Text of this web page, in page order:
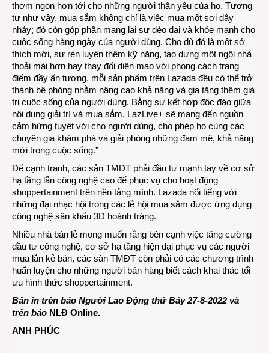
thơm ngon hơn tới cho những người thân yêu của họ. Tương
tự như vậy, mua sắm không chỉ là việc mua một sợi dây
nhảy; đó còn góp phần mang lại sự dẻo dai và khỏe mạnh cho
cuộc sống hàng ngày của người dùng. Cho dù đó là một sở
thích mới, sự rèn luyện thêm kỹ năng, tạo dựng một ngôi nhà
thoải mái hơn hay thay đổi diện mạo với phong cách trang
điểm đầy ấn tượng, mỗi sản phẩm trên Lazada đều có thể trở
thành bệ phóng nhằm nâng cao khả năng và gia tăng thêm giá
trị cuộc sống của người dùng. Bằng sự kết hợp độc đáo giữa
nội dung giải trí và mua sắm, LazLive+ sẽ mang đến nguồn
cảm hứng tuyệt vời cho người dùng, cho phép họ cùng các
chuyên gia khám phá và giải phóng những đam mê, khả năng
mới trong cuộc sống.”
Để cạnh tranh, các sản TMĐT phải đầu tư mạnh tay về cơ sở
hạ tầng lẫn công nghệ cao để phục vụ cho hoạt động
shoppertainment trên nền tảng mình. Lazada nổi tiếng với
những đại nhạc hội trong các lễ hội mua sắm được ứng dụng
công nghệ sân khấu 3D hoành tráng.
Nhiều nhà bán lẻ mong muốn rằng bên cạnh việc tăng cường
đầu tư công nghệ, cơ sở hạ tầng hiện đại phục vụ các người
mua lẫn kẻ bán, các sàn TMĐT còn phải có các chương trình
huấn luyện cho những người bán hàng biết cách khai thác tối
ưu hình thức shoppertainment.
Bản in trên báo Người Lao Động thứ Bảy 27-8-2022 và
trên báo NLĐ Online.
ANH PHÚC